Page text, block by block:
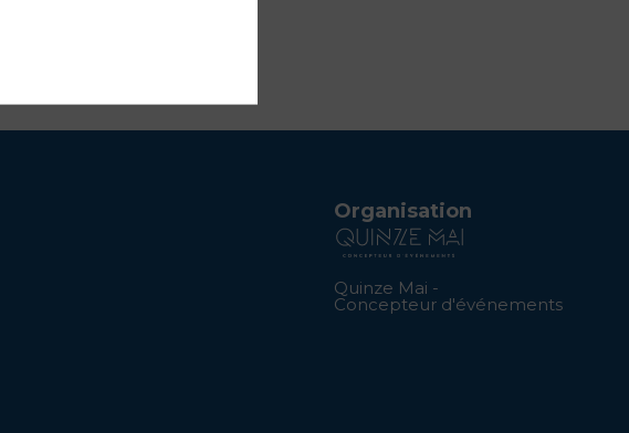
Organisation
Quinze Mai -
Concepteur d'événements